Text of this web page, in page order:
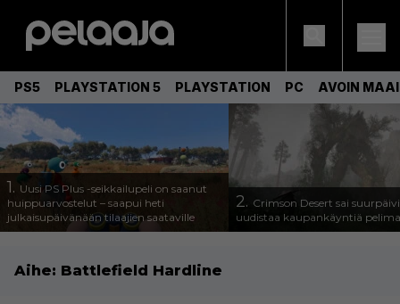
PS5 PLAYSTATION 5 PLAYSTATION PC AVOIN
1. Uusi PS Plus -seikkailupeli on saanut
huippuarvostelut – saapui heti
julkaisupäivänään tilaajien saataville
2. Crimson Desert sai
uudistaa kaupankäyntiä
Aihe: Battlefield Hardline